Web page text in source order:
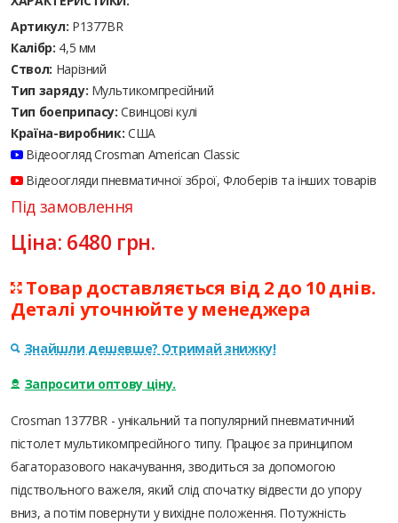
Артикул: P1377BR
Калібр: 4,5 мм
Ствол: Нарізний
Тип заряду: Мультикомпресійний
Тип боеприпасу: Cвинцові кулі
Країна-виробник: США
Відеоогляд Crosman American Classic
Відеоогляди пневматичної зброї, Флоберів та інших товарів
Під замовлення
Ціна: 6480 грн.
Товар доставляється від 2 до 10 днів.
Деталі уточнюйте у менеджера
Знайшли дешевше? Отримай знижку!
Запросити оптову ціну.
Crosman 1377BR - унікальний та популярний пневматичний
пістолет мультикомпресійного типу. Працює за принципом
багаторазового накачування, зводиться за допомогою
підствольного важеля, який слід спочатку відвести до упору
вниз, а потім повернути у вихідне положення. Потужність